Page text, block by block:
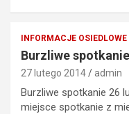
INFORMACJE OSIEDLOWE
Burzliwe spotkanie
27 lutego 2014 admin
Burzliwe spotkanie 26
miejsce spotkanie z